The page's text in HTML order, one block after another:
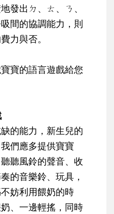
發出ㄉ、ㄊ、ㄋ、
間的協調能力，則
力與否。
寶的語言遊戲給您
的能力，新生兒的
們應多提供寶寶
聽風鈴的聲音、收
的音樂鈴、玩具，
妨利用餵奶的時
、一邊輕搖，同時